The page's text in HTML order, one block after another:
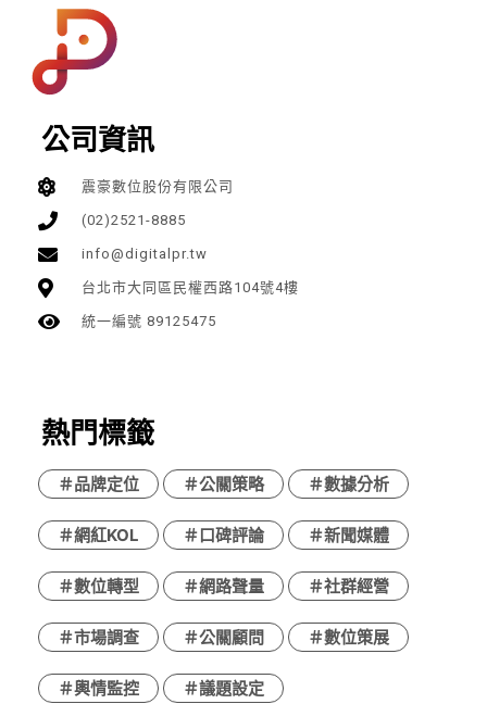
公司資訊
震豪數位股份有限公司
(02)2521-8885
info@digitalpr.tw
台北市大同區民權西路104號4樓
統一編號 89125475
熱門標籤
＃品牌定位 ＃公關策略 ＃數據分析
＃網紅KOL ＃口碑評論 ＃新聞媒體
＃數位轉型 ＃網路聲量 ＃社群經營
＃市場調查 ＃公關顧問 ＃數位策展
＃輿情監控 ＃議題設定